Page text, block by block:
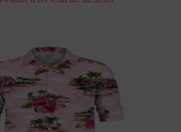
producto
variantes.
Las
opciones
pueden
elegir